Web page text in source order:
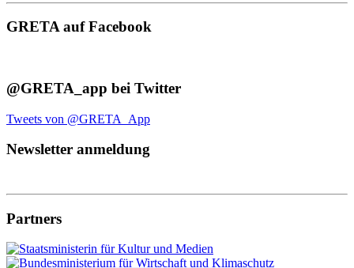
GRETA auf Facebook
@GRETA_app bei Twitter
Tweets von @GRETA_App
Newsletter anmeldung
Partners